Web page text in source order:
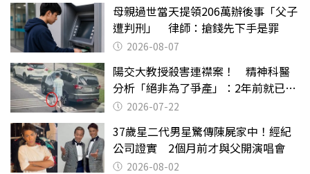
母親過世當天提領206萬辦後事「父子
遭判刑」 律師：搶錢先下手是罪
2026-08-07
陽交大教授殺害連襟案！ 精神科醫
分析「絕非為了爭產」：2年前就已言
行詭異
2026-07-22
37歲星二代男星驚傳陳屍家中！經紀
公司證實 2個月前才與父開演唱會
2026-08-02